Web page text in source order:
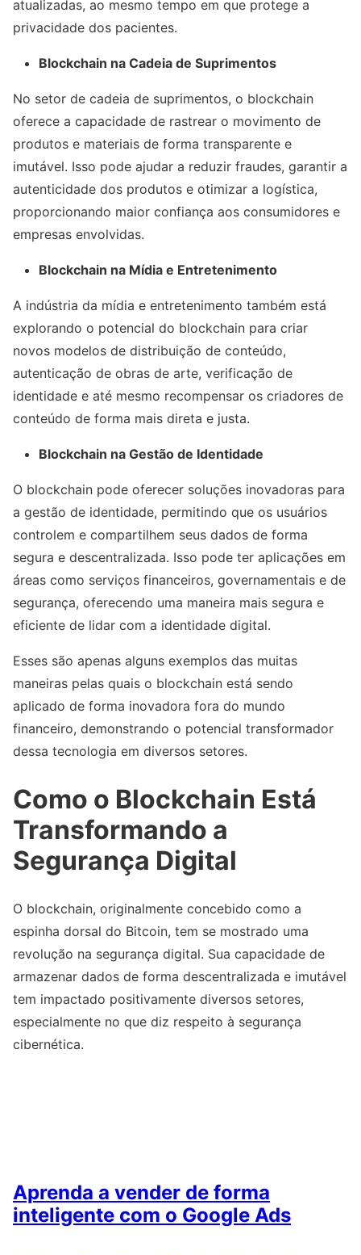
atualizadas, ao mesmo tempo em que protege a
privacidade dos pacientes.
Blockchain na Cadeia de Suprimentos
No setor de cadeia de suprimentos, o blockchain
oferece a capacidade de rastrear o movimento de
produtos e materiais de forma transparente e
imutável. Isso pode ajudar a reduzir fraudes, garantir a
autenticidade dos produtos e otimizar a logística,
proporcionando maior confiança aos consumidores e
empresas envolvidas.
Blockchain na Mídia e Entretenimento
A indústria da mídia e entretenimento também está
explorando o potencial do blockchain para criar
novos modelos de distribuição de conteúdo,
autenticação de obras de arte, verificação de
identidade e até mesmo recompensar os criadores de
conteúdo de forma mais direta e justa.
Blockchain na Gestão de Identidade
O blockchain pode oferecer soluções inovadoras para
a gestão de identidade, permitindo que os usuários
controlem e compartilhem seus dados de forma
segura e descentralizada. Isso pode ter aplicações em
áreas como serviços financeiros, governamentais e de
segurança, oferecendo uma maneira mais segura e
eficiente de lidar com a identidade digital.
Esses são apenas alguns exemplos das muitas
maneiras pelas quais o blockchain está sendo
aplicado de forma inovadora fora do mundo
financeiro, demonstrando o potencial transformador
dessa tecnologia em diversos setores.
Como o Blockchain Está
Transformando a
Segurança Digital
O blockchain, originalmente concebido como a
espinha dorsal do Bitcoin, tem se mostrado uma
revolução na segurança digital. Sua capacidade de
armazenar dados de forma descentralizada e imutável
tem impactado positivamente diversos setores,
especialmente no que diz respeito à segurança
cibernética.
Aprenda a vender de forma
inteligente com o Google Ads